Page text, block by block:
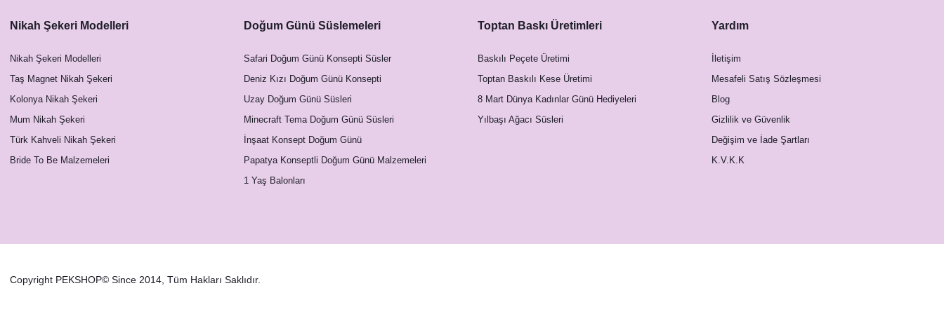
Nikah Şekeri Modelleri
Nikah Şekeri Modelleri
Taş Magnet Nikah Şekeri
Kolonya Nikah Şekeri
Mum Nikah Şekeri
Türk Kahveli Nikah Şekeri
Bride To Be Malzemeleri
Doğum Günü Süslemeleri
Safari Doğum Günü Konsepti Süsler
Deniz Kızı Doğum Günü Konsepti
Uzay Doğum Günü Süsleri
Minecraft Tema Doğum Günü Süsleri
İnşaat Konsept Doğum Günü
Papatya Konseptli Doğum Günü Malzemeleri
1 Yaş Balonları
Toptan Baskı Üretimleri
Baskılı Peçete Üretimi
Toptan Baskılı Kese Üretimi
8 Mart Dünya Kadınlar Günü Hediyeleri
Yılbaşı Ağacı Süsleri
Yardım
İletişim
Mesafeli Satış Sözleşmesi
Blog
Gizlilik ve Güvenlik
Değişim ve İade Şartları
K.V.K.K
Copyright PEKSHOP© Since 2014, Tüm Hakları Saklıdır.